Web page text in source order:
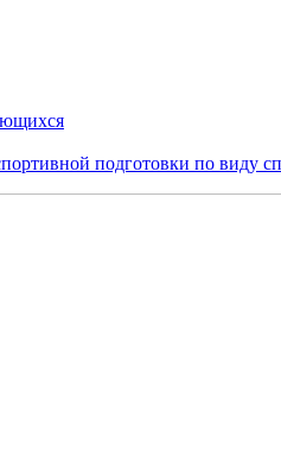
подготовки по виду